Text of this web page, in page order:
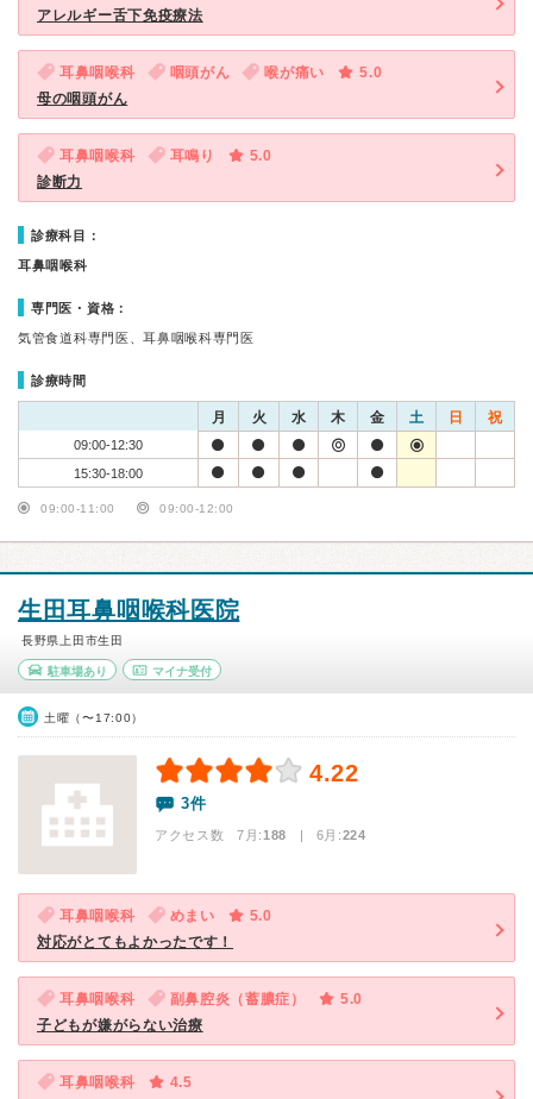
アレルギー舌下免疫療法
耳鼻咽喉科 咽頭がん 喉が痛い
5.0
母の咽頭がん
耳鼻咽喉科 耳鳴り
5.0
診断力
診療科目：
耳鼻咽喉科
専門医・資格：
気管食道科専門医、耳鼻咽喉科専門医
診療時間
月 火 水 木 金 土 日 祝
09:00-12:30
15:30-18:00
09:00-11:00 09:00-12:00
生田耳鼻咽喉科医院
長野県上田市生田
駐車場あり マイナ受付
土曜（〜17:00）
4.22
3件
アクセス数 7月:188 | 6月:224
耳鼻咽喉科 めまい
5.0
対応がとてもよかったです！
耳鼻咽喉科 副鼻腔炎（蓄膿症）
5.0
子どもが嫌がらない治療
耳鼻咽喉科
4.5